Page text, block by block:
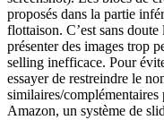
proposés dans la partie
flottaison. C’est sans
présenter des images trop
selling inefficace. Pour
essayer de restreindre le
similaires/
Amazon, un système de